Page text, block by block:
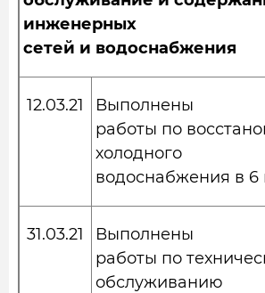
инженерных
сетей и водоснабжения
12.03.21
Выполнены
работы по
холодного
водоснабжения в 6
31.03.21
Выполнены
работы по
обслуживанию